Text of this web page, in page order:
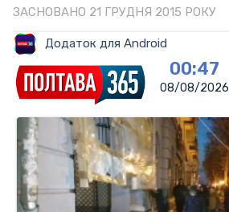
ЗАСНОВАНО 21 ГРУДНЯ 2015 РОКУ
Додаток для Android
00:47
08/08/2026